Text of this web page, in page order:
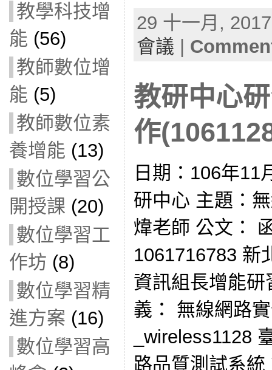
教學科技增
能 (56)
教師數位增
能 (5)
教師數位素
養增能 (13)
數位學習公
開授課 (20)
數位學習工
作坊 (8)
數位學習精
進方案 (16)
數位學習高
29 十一月,
會議 |
教研中心
作
日期：106年11
研中心 主題：
煒老師 公文：
1061716783 新
資訊組長增能
義： 無線網路
_wireless1128
路品質測試系